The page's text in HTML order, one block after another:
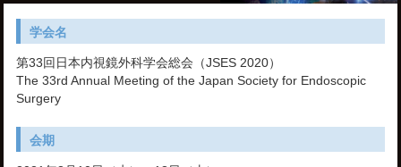
学会名
第33回日本内視鏡外科学会総会（JSES 2020）
The 33rd Annual Meeting of the Japan Society for Endoscopic
Surgery
会期